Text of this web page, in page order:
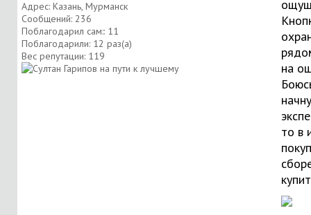
Адрес: Казань, Мурманск
Сообщений: 236
Поблагодарил сам:: 11
Поблагодарили: 12 раз(а)
Вес репутации: 119
на
начну
то в